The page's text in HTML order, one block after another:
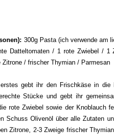
300g Pasta (ich verwende am
Datteltomaten / 1 rote Zwiebel /
Zitrone / frischer Thymian / Parmesan
gebt ihr den Frischkäse in die
Stücke und gebt ihr
rote Zwiebel sowie der Knoblauch
Schuss Olivenöl über alle Zutaten
Zitrone, 2-3 Zweige frischer